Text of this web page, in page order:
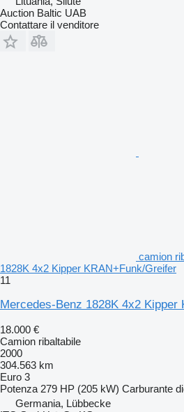
Auction Baltic UAB
Contattare il venditore
camion
1828K 4x2 Kipper KRAN+Funk/Greifer
11
Mercedes-Benz 1828K 4x2 Kipper
18.000 €
Camion ribaltabile
2000
304.563 km
Euro 3
Potenza 279 HP (205 kW) Carburante
Germania, Lübbecke